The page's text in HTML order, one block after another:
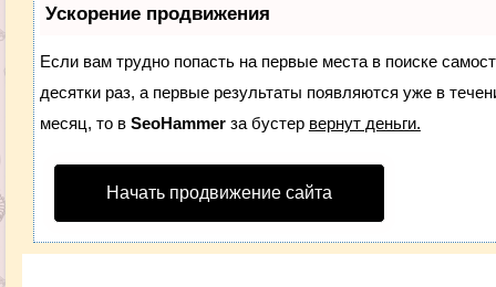
Ускорение продвижения
Если вам трудно попасть на первые места в поиске
десятки раз, а первые результаты появляются уже в
месяц, то в SeoHammerза бустер вернут деньги.
Начать продвижение сайта